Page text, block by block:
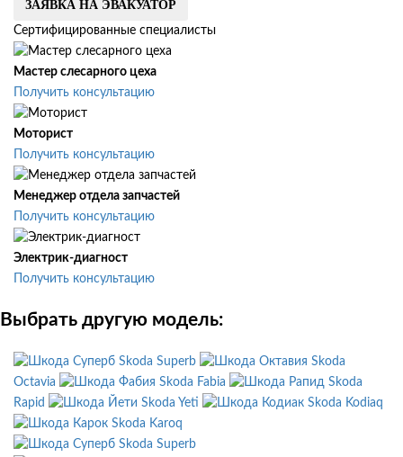
ЗАЯВКА НА ЭВАКУАТОР
Сертифицированные специалисты
Мастер слесарного цеха
Получить консультацию
Моторист
Получить консультацию
Менеджер отдела запчастей
Получить консультацию
Электрик-диагност
Получить консультацию
Выбрать другую модель:
Skoda Superb
Skoda
Octavia
Skoda Fabia
Skoda
Rapid
Skoda Yeti
Skoda Kodiaq
Skoda Karoq
Skoda Superb